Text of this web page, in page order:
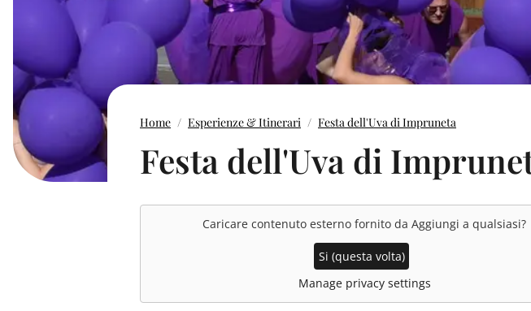
Home Esperienze & Itinerari Festa dell'Uva di Impruneta
Festa dell'Uva di
Caricare contenuto esterno fornito da Aggiungi a qualsiasi?
Si (questa volta)
Manage privacy settings